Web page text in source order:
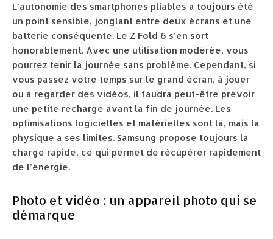
L’autonomie des smartphones pliables a toujours été
un point sensible, jonglant entre deux écrans et une
batterie conséquente. Le Z Fold 6 s’en sort
honorablement. Avec une utilisation modérée, vous
pourrez tenir la journée sans problème. Cependant, si
vous passez votre temps sur le grand écran, à jouer
ou à regarder des vidéos, il faudra peut-être prévoir
une petite recharge avant la fin de journée. Les
optimisations logicielles et matérielles sont là, mais la
physique a ses limites. Samsung propose toujours la
charge rapide, ce qui permet de récupérer rapidement
de l’énergie.
Photo et vidéo : un appareil photo qui se
démarque